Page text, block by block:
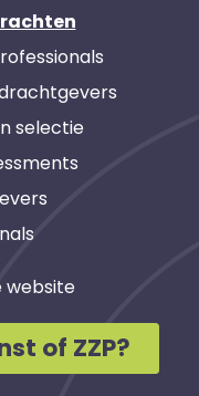
selectie
website
of ZZP?